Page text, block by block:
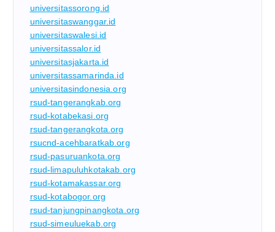
universitassorong.id
universitaswanggar.id
universitaswalesi.id
universitassalor.id
universitasjakarta.id
universitassamarinda.id
universitasindonesia.org
rsud-tangerangkab.org
rsud-kotabekasi.org
rsud-tangerangkota.org
rsucnd-acehbaratkab.org
rsud-pasuruankota.org
rsud-limapuluhkotakab.org
rsud-kotamakassar.org
rsud-kotabogor.org
rsud-tanjungpinangkota.org
rsud-simeuluekab.org